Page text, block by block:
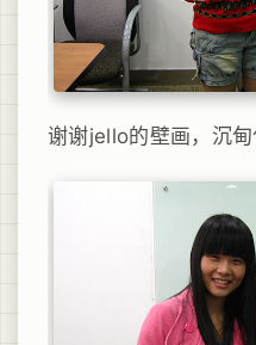
谢谢jello的壁画，沉甸